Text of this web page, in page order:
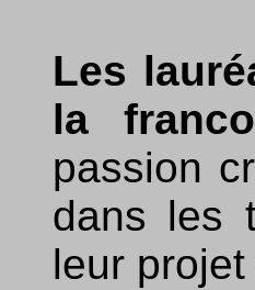
Les
la
passion
dans les
leur